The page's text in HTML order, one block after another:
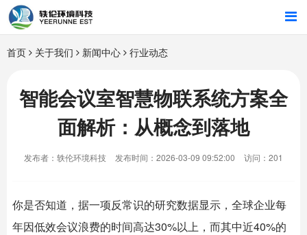
首页
行业解决方案
招商合作
首页 关于我们 新闻中心 行业动态
智能会议室智慧物联系统方案全
面解析：从概念到落地
发布者：轶伦环境科技 发布时间：2026-03-09 09:52:00 访问：201
你是否知道，据一项反常识的研究数据显示，全球企业每
年因低效会议浪费的时间高达30%以上，而其中近40%的